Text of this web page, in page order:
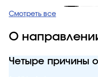
Смотреть все
О
Четыре причины